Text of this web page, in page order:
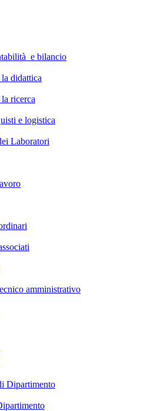
e bilancio
didattica
ricerca
e logistica
Laboratori
amministrativo
Dipartimento